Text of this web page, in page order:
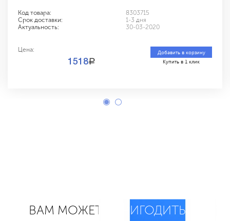
Код товара:
8303715
Срок доставки:
1-3 дня
Актуальность:
30-03-2020
Цена:
1518a
Добавить в корзину
Купить в 1 клик
ВАМ МОЖЕТ ПРИГОДИТЬСЯ